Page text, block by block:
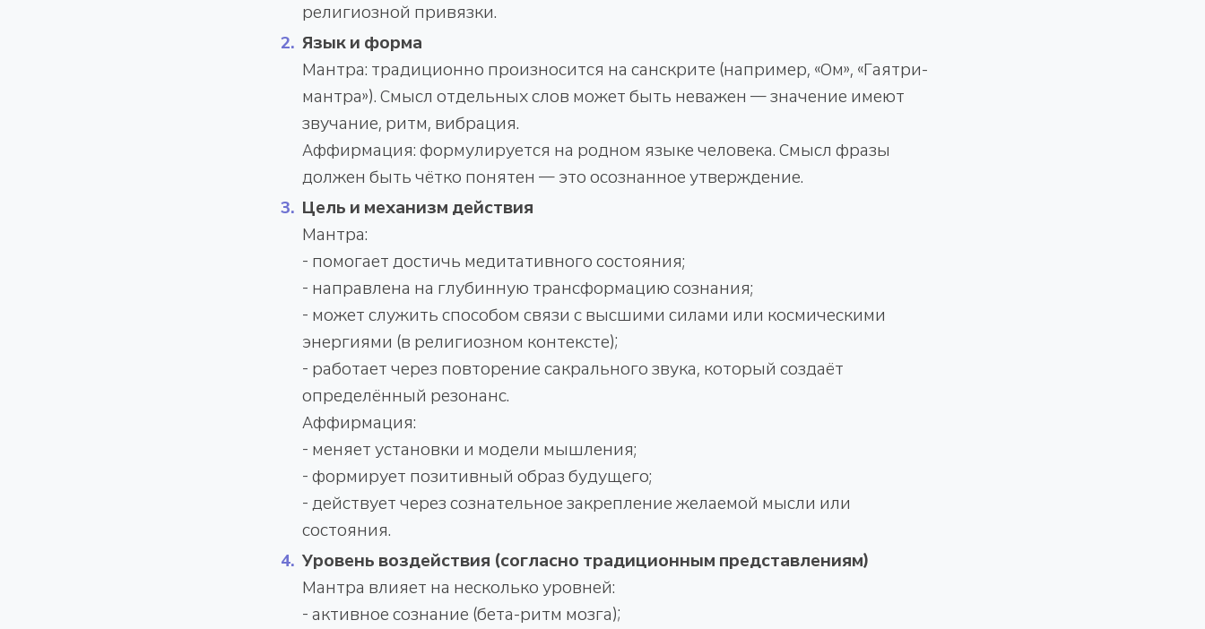
религиозной привязки.
Язык и форма
Мантра: традиционно произносится на санскрите (например, «Ом», «Гаятри-
мантра»). Смысл отдельных слов может быть неважен — значение имеют
звучание, ритм, вибрация.
Аффирмация: формулируется на родном языке человека. Смысл фразы
должен быть чётко понятен — это осознанное утверждение.
Цель и механизм действия
Мантра:
- помогает достичь медитативного состояния;
- направлена на глубинную трансформацию сознания;
- может служить способом связи с высшими силами или космическими
энергиями (в религиозном контексте);
- работает через повторение сакрального звука, который создаёт
определённый резонанс.
Аффирмация:
- меняет установки и модели мышления;
- формирует позитивный образ будущего;
- действует через сознательное закрепление желаемой мысли или
состояния.
Уровень воздействия (согласно традиционным представлениям)
Мантра влияет на несколько уровней:
- активное сознание (бета-ритм мозга);